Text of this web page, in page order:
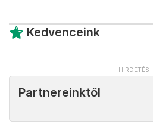
Kedvenceink
Partnereinktől